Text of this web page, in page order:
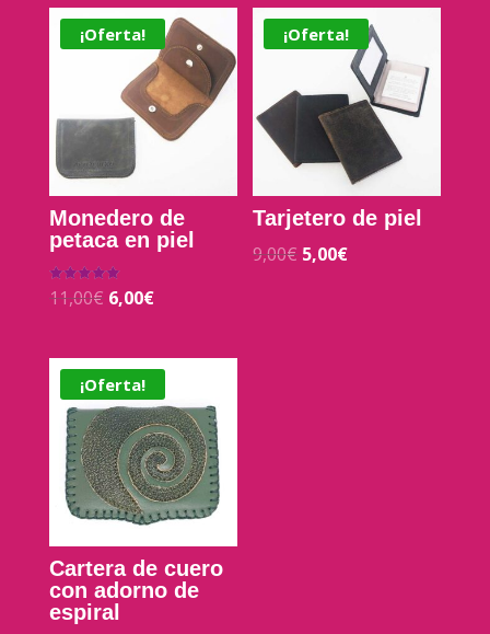
¡Oferta!
Monedero de
petaca en piel
Valorado con
5.00
11,00€ 6,00€
¡Oferta!
Tarjetero de piel
9,00€ 5,00€
¡Oferta!
Cartera de cuero
con adorno de
espiral